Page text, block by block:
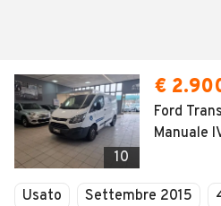
10
€
Ford
Manuale
Usato Settembre 2015